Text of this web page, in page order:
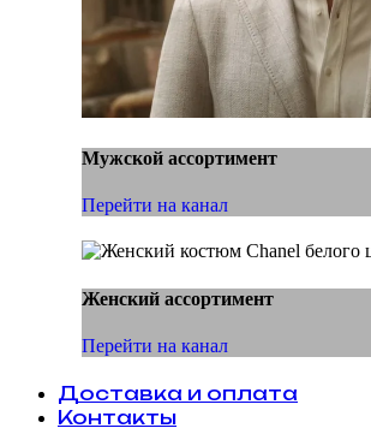
Мужской ассортимент
Перейти на канал
Женский ассортимент
Перейти на канал
Доставка и оплата
Контакты